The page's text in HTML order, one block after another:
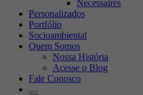
Necessaires
Personalizados
Portfólio
Socioambiental
Quem Somos
Nossa História
Acesse o Blog
Fale Conosco